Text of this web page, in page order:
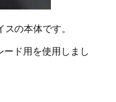
の本体です。
ード用を使用しまし